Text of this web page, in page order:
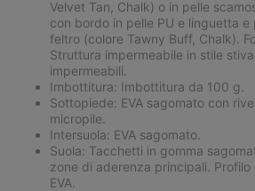
Velvet Tan, Chalk) o in pelle
con bordo in pelle PU e linguetta e
feltro (colore Tawny Buff, Chalk).
Struttura impermeabile in stile
impermeabili.
Imbottitura: Imbottitura da 100 g.
Sottopiede: EVA sagomato con
micropile.
Intersuola: EVA sagomato.
Suola: Tacchetti in gomma
zone di aderenza principali. Profilo
EVA.